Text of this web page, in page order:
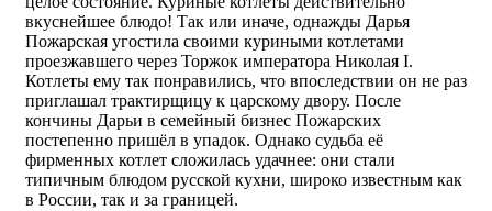
вкуснейшее блюдо! Так или иначе, однажды Дарья
Пожарская угостила своими куриными котлетами
проезжавшего через Торжок императора Николая I.
Котлеты ему так понравились, что впоследствии он не раз
приглашал трактирщицу к царскому двору. После
кончины Дарьи в семейный бизнес Пожарских
постепенно пришёл в упадок. Однако судьба её
фирменных котлет сложилась удачнее: они стали
типичным блюдом русской кухни, широко известным как
в России, так и за границей.